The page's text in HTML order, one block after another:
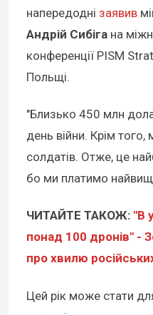
напередодні заявив
Андрій Сибіга на
конференції PISM
Польщі.
"Близько 450 млн
день війни. Крім
солдатів. Отже, це
бо ми платимо
ЧИТАЙТЕ ТАКОЖ: "В
понад 100 дронів" -
про хвилю
Цей рік може стати